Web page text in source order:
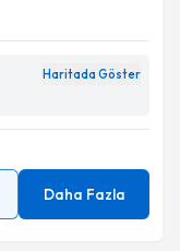
belirtilen
Haritada Göster
Daha Fazla